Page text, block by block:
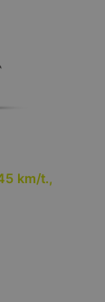
km/t.,